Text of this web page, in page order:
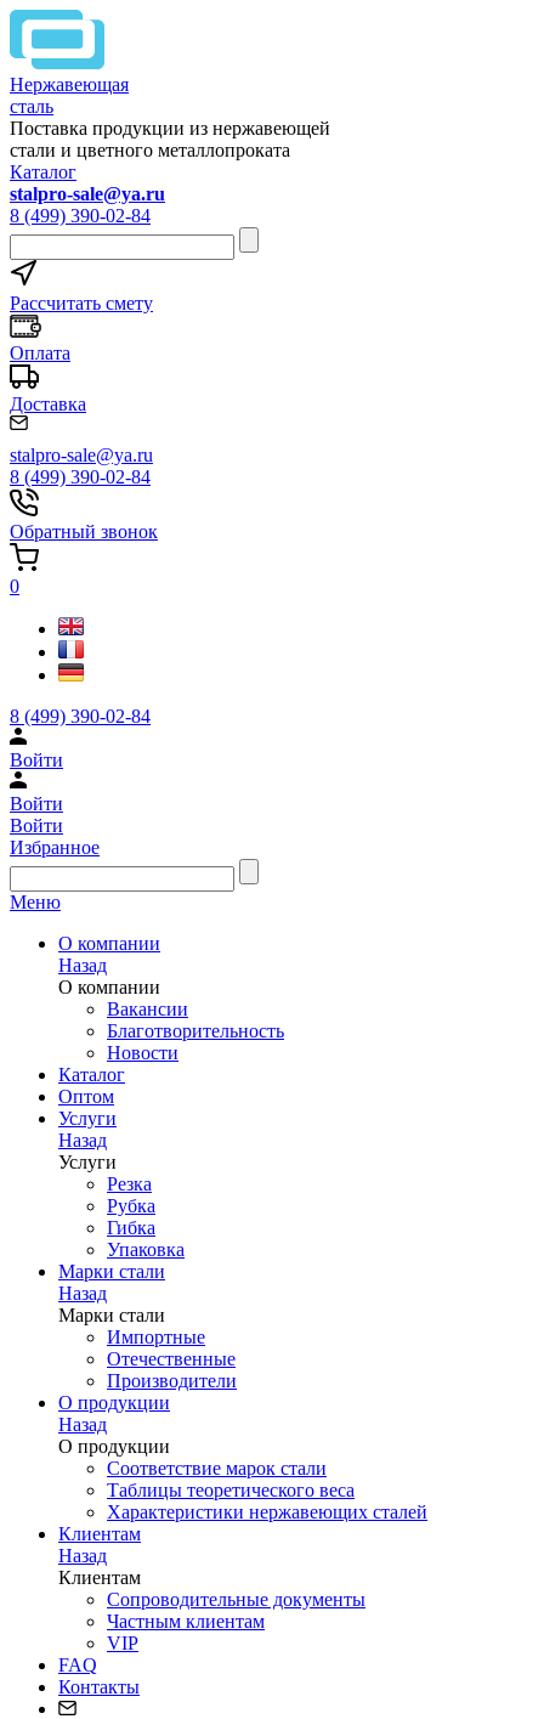
Нержавеющая
сталь
Поставка продукции из нержавеющей
стали и цветного металлопроката
Каталог
stalpro-sale@ya.ru
8 (499) 390-02-84
Рассчитать смету
Оплата
Доставка
stalpro-sale@ya.ru
8 (499) 390-02-84
Обратный звонок
0
8 (499) 390-02-84
Войти
Войти
Войти
Избранное
Меню
О компании
Назад
О компании
Вакансии
Благотворительность
Новости
Каталог
Оптом
Услуги
Назад
Услуги
Резка
Рубка
Гибка
Упаковка
Марки стали
Назад
Марки стали
Импортные
Отечественные
Производители
О продукции
Назад
О продукции
Соответствие марок стали
Таблицы теоретического веса
Характеристики нержавеющих сталей
Клиентам
Назад
Клиентам
Сопроводительные документы
Частным клиентам
VIP
FAQ
Контакты